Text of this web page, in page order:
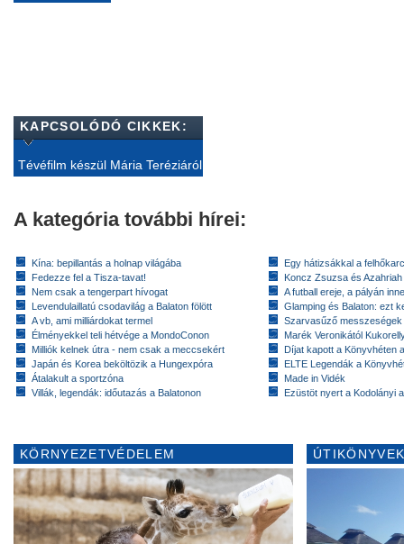
KAPCSOLÓDÓ CIKKEK:
Tévéfilm készül Mária Teréziáról
A kategória további hírei:
Kína: bepillantás a holnap világába
Fedezze fel a Tisza-tavat!
Nem csak a tengerpart hívogat
Levendulaillatú csodavilág a Balaton fölött
A vb, ami milliárdokat termel
Élményekkel teli hétvége a MondoConon
Milliók kelnek útra - nem csak a meccsekért
Japán és Korea beköltözik a Hungexpóra
Átalakult a sportzóna
Villák, legendák: időutazás a Balatonon
Egy hátizsákkal a
Koncz Zsuzsa és
A futball ereje, a pályán
Glamping és Balaton: ezt
Szarvasűző messzeségek
Marék Veronikától
Díjat kapott a Könyvhéten
ELTE Legendák a
Made in Vidék
Ezüstöt nyert a Kodolányi
KÖRNYEZETVÉDELEM